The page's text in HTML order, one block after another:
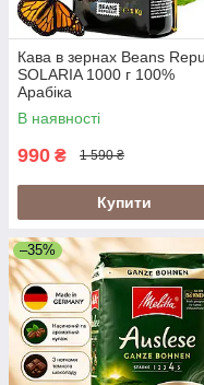
Кава в зернах Beans
SOLARIA 1000 г 100%
Арабіка
В наявності
990 ₴ 1 590 ₴
Купити
–35%